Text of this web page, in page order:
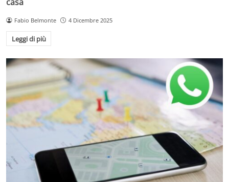
Fabio Belmonte 4 Dicembre 2025
Leggi di più